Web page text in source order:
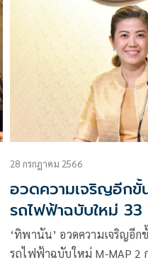
28 กรกฎาคม 2566
อวดความเจริญอีก
รถไฟฟ้าฉบับใหม่ 33
‘ทิพานัน’ อวดความเจริญอี
รถไฟฟ้าฉบับใหม่ M-MAP 2